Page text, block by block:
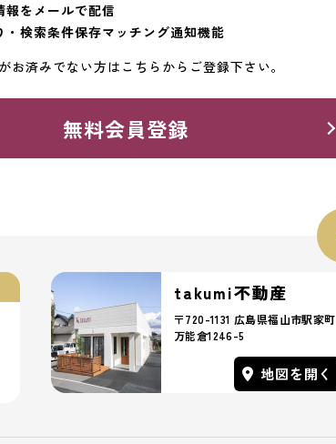
報をメールで配信
・検索条件保存マッチング通知機能
お済みでない方はこちらからご登録下さい。
無料会員登録
takumi不動産
〒720-1131 広島県福山市駅家町
万能倉1246-5
地図を開く